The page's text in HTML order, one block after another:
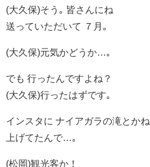
(大久保)そう｡ 皆さんにね
送っていただいて ７月｡
(大久保)元気かどうか…｡
でも 行ったんですよね？
(大久保)行ったはずです｡
インスタに ナイアガラの滝とかね
上げてたんで…｡
(松岡)観光客か！